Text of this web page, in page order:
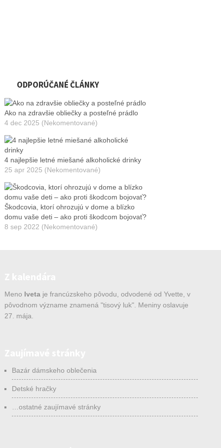
ODPORÚČANÉ ČLÁNKY
Ako na zdravšie obliečky a posteľné prádlo
4 dec 2025 (Nekomentované)
4 najlepšie letné miešané alkoholické drinky
25 apr 2025 (Nekomentované)
Škodcovia, ktorí ohrozujú v dome a blízko
domu vaše deti – ako proti škodcom bojovať?
8 sep 2022 (Nekomentované)
Meno Ivetaje francúzskeho pôvodu, odvodené od Yvette, v
pôvodnom význame znamená "tisový luk". Meniny oslavuje
27. mája.
Bazár dámskeho oblečenia
Detské hračky
…ostatné zaujímavé stránky